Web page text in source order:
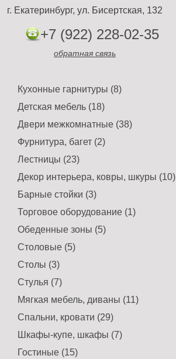
г. Екатеринбург, ул. Бисертская, 132
+7 (922) 228-02-35
обратная связь
Кухонные гарнитуры (8)
Детская мебель (18)
Двери межкомнатные (38)
Фурнитура, багет (2)
Лестницы (23)
Декор интерьера, ковры, шкуры (10)
Барные стойки (3)
Торговое оборудование (1)
Обеденные зоны (5)
Столовые (5)
Столы (3)
Стулья (7)
Мягкая мебель, диваны (11)
Спальни, кровати (29)
Шкафы-купе, шкафы (7)
Гостиные (15)